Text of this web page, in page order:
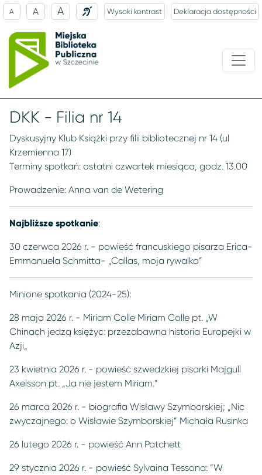
A A A Wysoki kontrast Deklaracja dostępności
DKK - Filia nr 14
Dyskusyjny Klub Książki przy filii bibliotecznej nr 14 (ul
Krzemienna 17)
Terminy spotkań: ostatni czwartek miesiąca, godz. 13.00
Prowadzenie: Anna van de Wetering
Najbliższe spotkanie:
30 czerwca 2026 r. - powieść francuskiego pisarza Erica-
Emmanuela Schmitta- „Callas, moja rywalka”
Minione spotkania (2024-25):
28 maja 2026 r. - Miriam Colle Miriam Colle pt. „W
Chinach jedzą księżyc: przezabawna historia Europejki w
Azji„
23 kwietnia 2026 r. - powieść szwedzkiej pisarki Majgull
Axelsson pt. „Ja nie jestem Miriam.”
26 marca 2026 r. - biografia Wisławy Szymborskiej; „Nic
zwyczajnego: o Wisławie Szymborskiej” Michała Rusinka
26 lutego 2026 r. - powieść Ann Patchett
29 stycznia 2026 r. - powieść Sylvaina Tessona: ”W